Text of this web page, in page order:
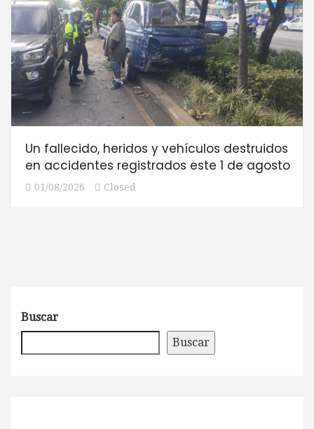
Un fallecido, heridos y vehículos destruidos
en accidentes registrados este 1 de agosto
01/08/2026 Closed
Buscar
Buscar